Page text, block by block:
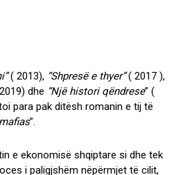
( 2013), “Shpresë e thyer”( 2017 ),
dhe “Një histori qëndrese” (
para pak ditësh romanin e tij të
”.
e ekonomisë shqiptare si dhe tek
i paligjshëm nëpërmjet të cilit,